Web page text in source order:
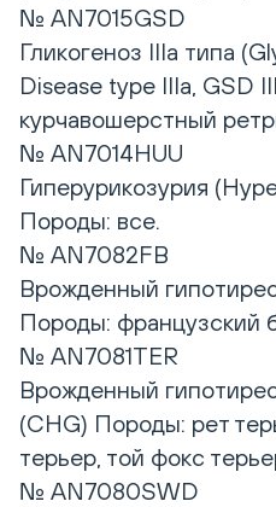
№ AN7015GSD
Гликогеноз IIIa типа
Disease type IIIa, GSD
курчавошерстный
№ AN7014HUU
Гиперурикозурия
Породы: все.
№ AN7082FB
Врожденный
Породы: французский
№ AN7081TER
Врожденный
(CHG) Породы: рет
терьер, той фокс
№ AN7080SWD